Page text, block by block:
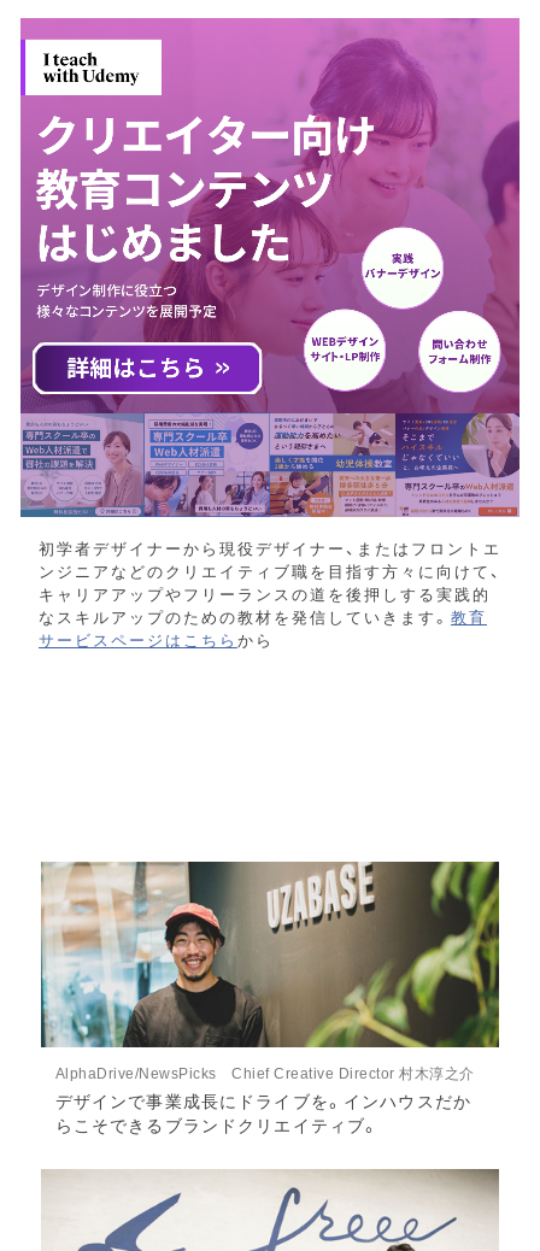
初学者デザイナーから現役デザイナー、またはフロントエ
ンジニアなどのクリエイティブ職を目指す方々に向けて、
キャリアアップやフリーランスの道を後押しする実践的
なスキルアップのための教材を発信していきます。 教育
サービスページはこちら から
AlphaDrive/NewsPicks Chief Creative Director 村木淳之介
デザインで事業成長にドライブを。インハウスだか
らこそできるブランドクリエイティブ。